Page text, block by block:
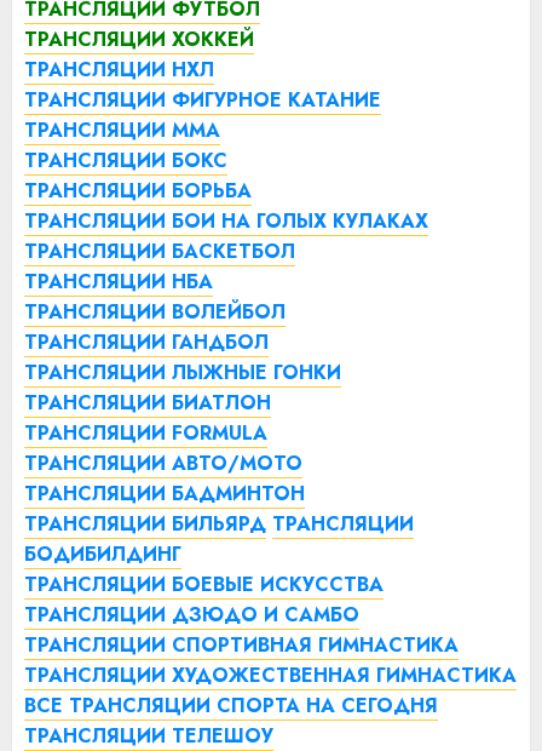
ТРАНСЛЯЦИИ ФУТБОЛ
ТРАНСЛЯЦИИ ХОККЕЙ
ТРАНСЛЯЦИИ НХЛ
ТРАНСЛЯЦИИ ФИГУРНОЕ КАТАНИЕ
ТРАНСЛЯЦИИ ММА
ТРАНСЛЯЦИИ БОКС
ТРАНСЛЯЦИИ БОРЬБА
ТРАНСЛЯЦИИ БОИ НА ГОЛЫХ КУЛАКАХ
ТРАНСЛЯЦИИ БАСКЕТБОЛ
ТРАНСЛЯЦИИ НБА
ТРАНСЛЯЦИИ ВОЛЕЙБОЛ
ТРАНСЛЯЦИИ ГАНДБОЛ
ТРАНСЛЯЦИИ ЛЫЖНЫЕ ГОНКИ
ТРАНСЛЯЦИИ БИАТЛОН
ТРАНСЛЯЦИИ FORMULA
ТРАНСЛЯЦИИ АВТО/МОТО
ТРАНСЛЯЦИИ БАДМИНТОН
ТРАНСЛЯЦИИ БИЛЬЯРД ТРАНСЛЯЦИИ
БОДИБИЛДИНГ
ТРАНСЛЯЦИИ БОЕВЫЕ ИСКУССТВА
ТРАНСЛЯЦИИ ДЗЮДО И САМБО
ТРАНСЛЯЦИИ СПОРТИВНАЯ ГИМНАСТИКА
ТРАНСЛЯЦИИ ХУДОЖЕСТВЕННАЯ ГИМНАСТИКА
ВСЕ ТРАНСЛЯЦИИ СПОРТА НА СЕГОДНЯ
ТРАНСЛЯЦИИ ТЕЛЕШОУ